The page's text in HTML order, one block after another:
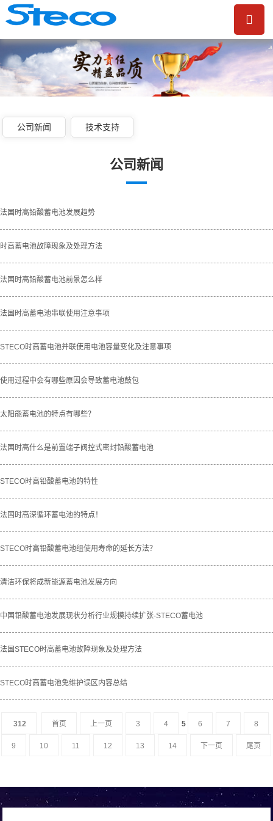
公司新闻 技术支持
公司新闻
法国时高铅酸蓄电池发展趋势
时高蓄电池故障现象及处理方法
法国时高铅酸蓄电池前景怎么样
法国时高蓄电池串联使用注意事项
STECO时高蓄电池并联使用电池容量变化及注意事项
使用过程中会有哪些原因会导致蓄电池鼓包
太阳能蓄电池的特点有哪些？
法国时高什么是前置端子阀控式密封铅酸蓄电池
STECO时高铅酸蓄电池的特性
法国时高深循环蓄电池的特点！
STECO时高铅酸蓄电池组使用寿命的延长方法？
清洁环保将成新能源蓄电池发展方向
中国铅酸蓄电池发展现状分析行业规模持续扩张-STECO蓄电池
法国STECO时高蓄电池故障现象及处理方法
STECO时高蓄电池免维护误区内容总结
312 首页 上一页 3 4 5 6 7 8
9 10 11 12 13 14 下一页 尾页